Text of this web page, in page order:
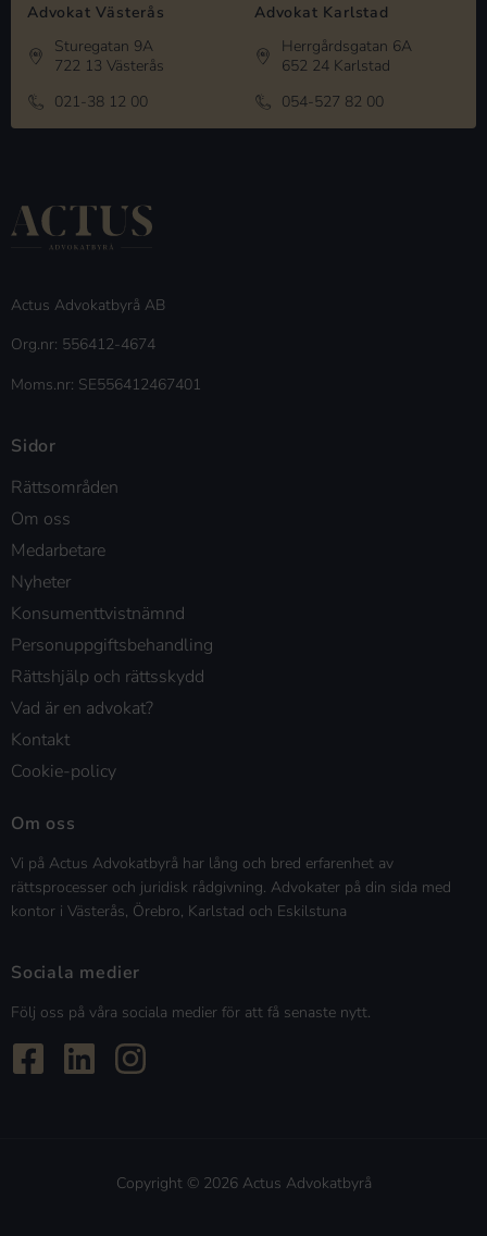
Advokat Västerås
Sturegatan 9A
722 13 Västerås
021-38 12 00
Advokat Karlstad
Herrgårdsgatan 6A
652 24 Karlstad
054-527 82 00
Actus Advokatbyrå AB
Org.nr: 556412-4674
Moms.nr: SE556412467401
Sidor
Rättsområden
Om oss
Medarbetare
Nyheter
Konsumenttvistnämnd
Personuppgiftsbehandling
Rättshjälp och rättsskydd
Vad är en advokat?
Kontakt
Cookie-policy
Om oss
Vi på Actus Advokatbyrå har lång och bred erfarenhet av
rättsprocesser och juridisk rådgivning. Advokater på din sida med
kontor i Västerås, Örebro, Karlstad och Eskilstuna
Sociala medier
Följ oss på våra sociala medier för att få senaste nytt.
Copyright © 2026 Actus Advokatbyrå